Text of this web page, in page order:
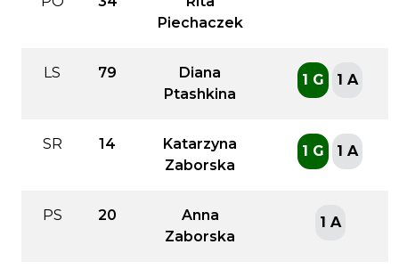
Piechaczek
LS 79
Diana
Ptashkina
1 G 1 A
SR 14
Katarzyna
Zaborska
1 G 1 A
PS 20
Anna
Zaborska
1 A